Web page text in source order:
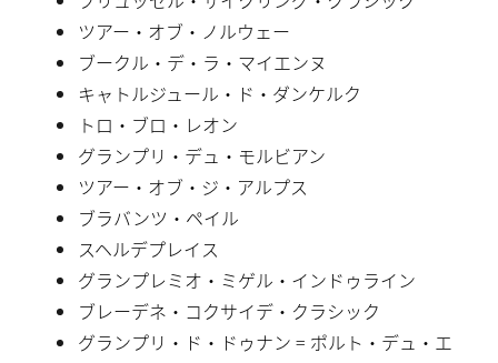
ツアー・オブ・ノルウェー
ブークル・デ・ラ・マイエンヌ
キャトルジュール・ド・ダンケルク
トロ・ブロ・レオン
グランプリ・デュ・モルビアン
ツアー・オブ・ジ・アルプス
ブラバンツ・ペイル
スヘルデプレイス
グランプレミオ・ミゲル・インドゥライン
ブレーデネ・コクサイデ・クラシック
グランプリ・ド・ドゥナン = ポルト・デュ・エ